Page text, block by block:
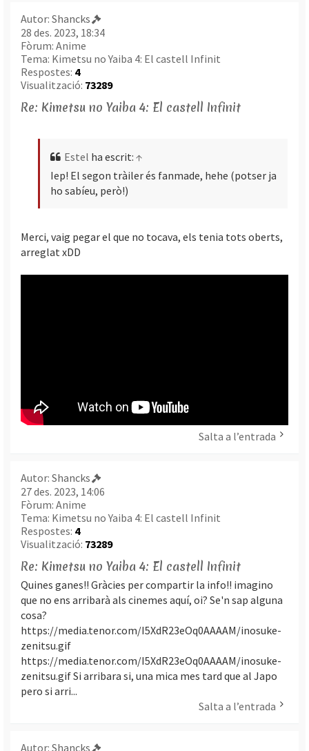
Autor: Shancks
28 des. 2023, 18:34
Fòrum: Anime
Tema: Kimetsu no Yaiba 4: El castell Infinit
Respostes: 4
Visualització: 73289
Re: Kimetsu no Yaiba 4: El castell Infinit
Estel ha escrit: ↑
Iep! El segon tràiler és fanmade, hehe (potser ja
ho sabíeu, però!)
Merci, vaig pegar el que no tocava, els tenia tots oberts,
arreglat xDD
Salta a l’entrada
Autor: Shancks
27 des. 2023, 14:06
Fòrum: Anime
Tema: Kimetsu no Yaiba 4: El castell Infinit
Respostes: 4
Visualització: 73289
Re: Kimetsu no Yaiba 4: El castell Infinit
Quines ganes!! Gràcies per compartir la info!! imagino
que no ens arribarà als cinemes aquí, oi? Se'n sap alguna
cosa?
https://media.tenor.com/I5XdR23eOq0AAAAM/inosuke-
zenitsu.gif
https://media.tenor.com/I5XdR23eOq0AAAAM/inosuke-
zenitsu.gif Si arribara si, una mica mes tard que al Japo
pero si arri...
Salta a l’entrada
Autor: Shancks